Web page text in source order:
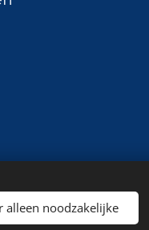
alleen noodzakelijke